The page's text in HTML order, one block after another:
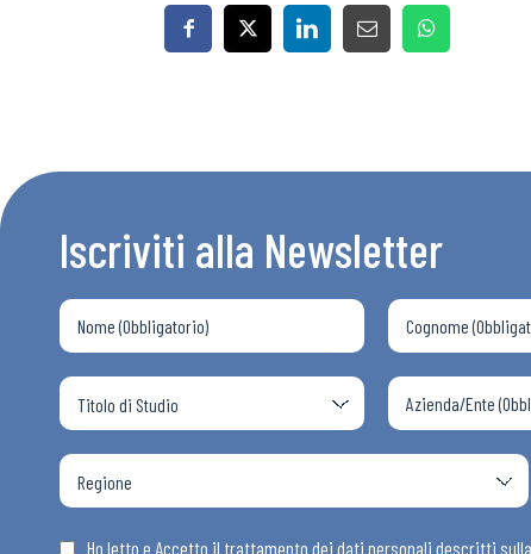
Chi Siamo
Iscriviti alla Newsletter
Ho letto e Accetto il trattamento dei dati personali descritti